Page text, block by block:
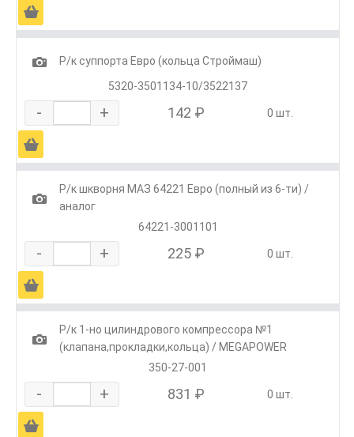
Ä
1
Р/к суппорта Евро (кольца Строймаш)
5320-3501134-10/3522137
- + 142 ₽ 0 шт.
Ä
1
Р/к шкворня МАЗ 64221 Евро (полный из 6-ти) /
аналог
64221-3001101
- + 225 ₽ 0 шт.
Ä
1
Р/к 1-но цилиндрового компрессора №1
(клапана,прокладки,кольца) / MEGAPOWER
350-27-001
- + 831 ₽ 0 шт.
Ä